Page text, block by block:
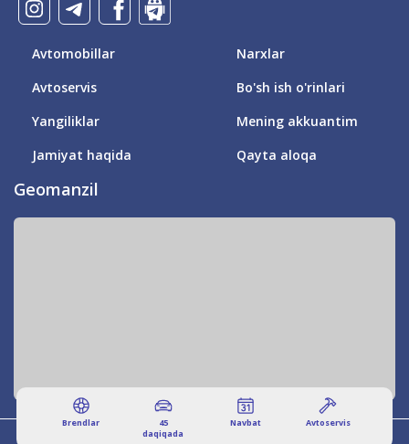
Brendlar
45
daqiqada
Navbat Аvtoservis
Avtomobillar
Avtoservis
Yangiliklar
Jamiyat haqida
Narxlar
Bo'sh ish o'rinlari
Mening akkuantim
Qayta aloqa
Geomanzil
© 2011-2026 DRIVER'S VILLAGE! BARCHA HUQUQLAR HIMOYALANGAN